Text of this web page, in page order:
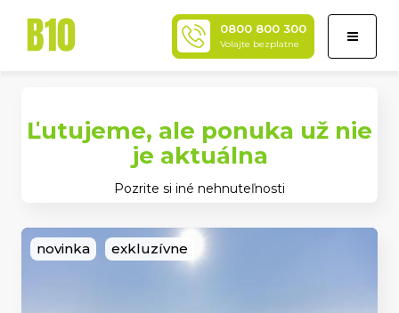
Toggle
0800 800 300
Volajte bezplatne
Ľutujeme, ale ponuka už nie
je aktuálna
Pozrite si iné nehnuteľnosti
novinka exkluzívne